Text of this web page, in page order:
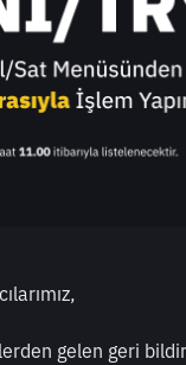
gelen geri